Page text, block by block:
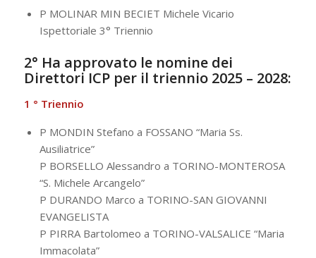
P MOLINAR MIN BECIET Michele Vicario
Ispettoriale 3° Triennio
2° Ha approvato le nomine dei
Direttori ICP per il triennio 2025 – 2028:
1 ° Triennio
P MONDIN Stefano a FOSSANO “Maria Ss.
Ausiliatrice”
P BORSELLO Alessandro a TORINO-MONTEROSA
“S. Michele Arcangelo”
P DURANDO Marco a TORINO-SAN GIOVANNI
EVANGELISTA
P PIRRA Bartolomeo a TORINO-VALSALICE “Maria
Immacolata”